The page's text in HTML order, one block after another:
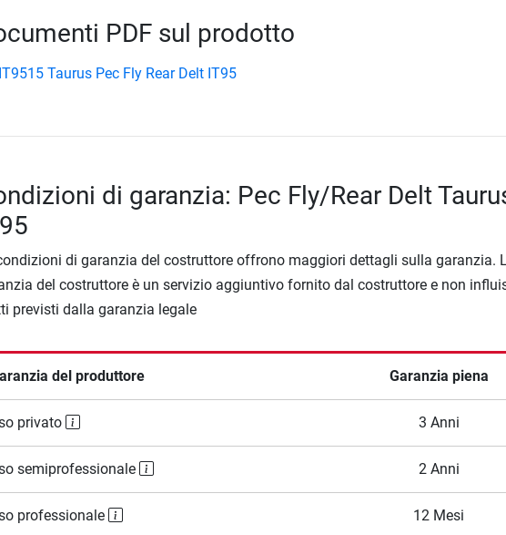
PDF sul prodotto
IT9515 Taurus Pec Fly Rear Delt IT95
di garanzia: Pec Fly/Rear Delt
di garanzia del costruttore offrono maggiori dettagli sulla garanzia.
del costruttore è un servizio aggiuntivo fornito dal costruttore e non
previsti dalla garanzia legale
del produttore Garanzia piena
privato 3 Anni
semiprofessionale 2 Anni
professionale 12 Mesi